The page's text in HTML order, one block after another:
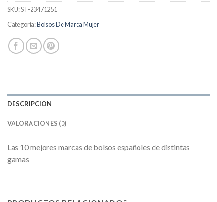
SKU:ST-23471251
Categoría:Bolsos De Marca Mujer
DESCRIPCIÓN
VALORACIONES (0)
Las 10 mejores marcas de bolsos españoles de distintas
gamas